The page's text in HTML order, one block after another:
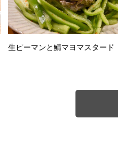
生ピーマンと鯖マヨマスタード